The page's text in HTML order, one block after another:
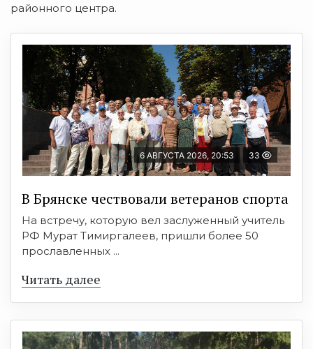
районного центра.
6 АВГУСТА 2026, 20:53 33
В Брянске чествовали ветеранов спорта
На встречу, которую вел заслуженный учитель
РФ Мурат Тимиргалеев, пришли более 50
прославленных ...
Читать далее